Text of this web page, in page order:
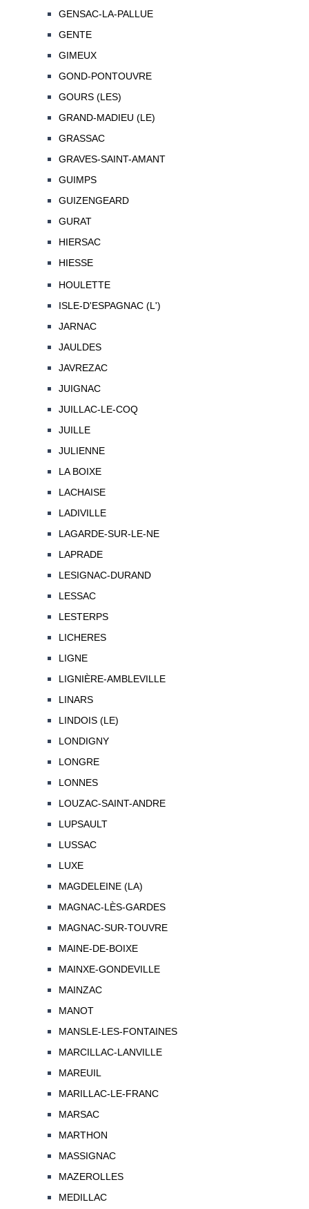
GENSAC-LA-PALLUE
GENTE
GIMEUX
GOND-PONTOUVRE
GOURS (LES)
GRAND-MADIEU (LE)
GRASSAC
GRAVES-SAINT-AMANT
GUIMPS
GUIZENGEARD
GURAT
HIERSAC
HIESSE
HOULETTE
ISLE-D'ESPAGNAC (L')
JARNAC
JAULDES
JAVREZAC
JUIGNAC
JUILLAC-LE-COQ
JUILLE
JULIENNE
LA BOIXE
LACHAISE
LADIVILLE
LAGARDE-SUR-LE-NE
LAPRADE
LESIGNAC-DURAND
LESSAC
LESTERPS
LICHERES
LIGNE
LIGNIÈRE-AMBLEVILLE
LINARS
LINDOIS (LE)
LONDIGNY
LONGRE
LONNES
LOUZAC-SAINT-ANDRE
LUPSAULT
LUSSAC
LUXE
MAGDELEINE (LA)
MAGNAC-LÈS-GARDES
MAGNAC-SUR-TOUVRE
MAINE-DE-BOIXE
MAINXE-GONDEVILLE
MAINZAC
MANOT
MANSLE-LES-FONTAINES
MARCILLAC-LANVILLE
MAREUIL
MARILLAC-LE-FRANC
MARSAC
MARTHON
MASSIGNAC
MAZEROLLES
MEDILLAC